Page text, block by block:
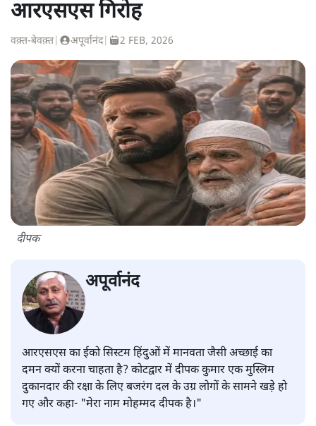
आरएसएस गिरोह
वक़्त-बेवक़्त अपूर्वानंद| 2 FEB, 2026
दीपक
अपूर्वानंद
आरएसएस का ईको सिस्टम हिंदुओं में मानवता जैसी अच्छाई का
दमन क्यों करना चाहता है? कोटद्वार में दीपक कुमार एक मुस्लिम
दुकानदार की रक्षा के लिए बजरंग दल के उग्र लोगों के सामने खड़े हो
गए और कहा- "मेरा नाम मोहम्मद दीपक है।"